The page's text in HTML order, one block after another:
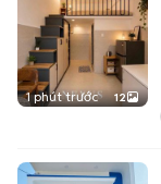
1 phút trước 12